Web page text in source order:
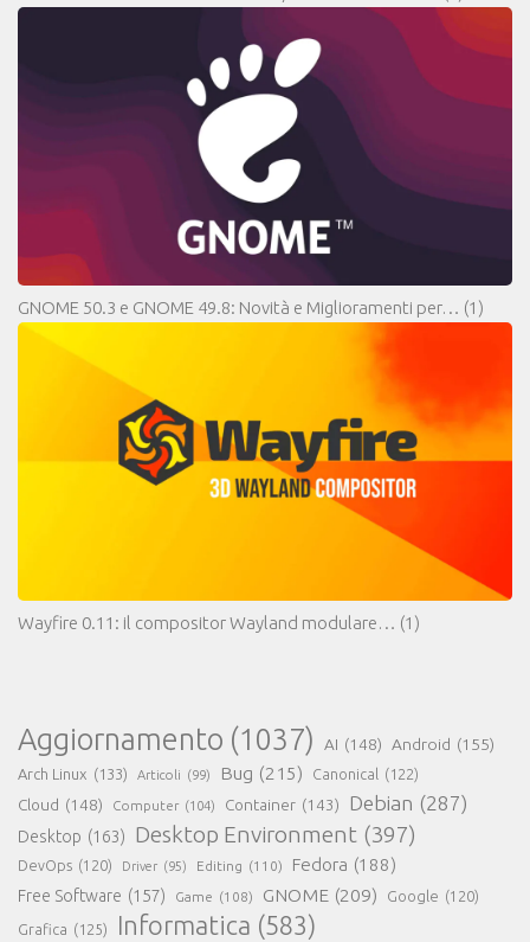
GNOME 50.3 e GNOME 49.8: Novità e Miglioramenti per… (1)
Wayfire 0.11: il compositor Wayland modulare… (1)
Aggiornamento (1037) AI (148) Android (155)
Arch Linux (133) Articoli (99) Bug (215) Canonical (122)
Cloud (148) Computer (104) Container (143) Debian (287)
Desktop (163) Desktop Environment (397)
DevOps (120) Driver (95) Editing (110) Fedora (188)
Free Software (157) Game (108) GNOME (209) Google (120)
Grafica (125) Informatica (583)